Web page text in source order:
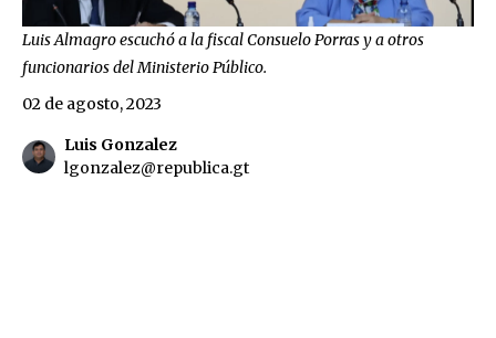
Luis Almagro escuchó a la fiscal Consuelo Porras y a otros
funcionarios del Ministerio Público.
Luis Gonzalez
lgonzalez@republica.gt
02 de agosto, 2023